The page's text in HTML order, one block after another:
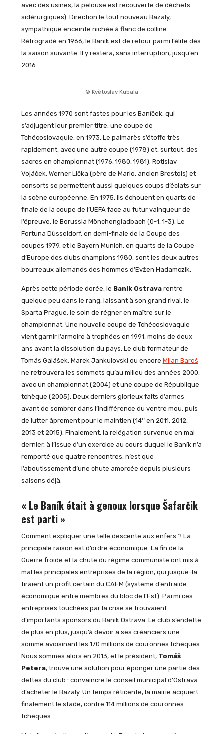
avec des usines, la pelouse est recouverte de déchets
sidérurgiques). Direction le tout nouveau Bazaly,
sympathique enceinte nichée à flanc de colline.
Rétrogradé en 1966, le Baník est de retour parmi l’élite dès
la saison suivante. Il y restera, sans interruption, jusqu’en
2016.
© Květoslav Kubala
Les années 1970 sont fastes pour les Baníček, qui
s’adjugent leur premier titre, une coupe de
Tchécoslovaquie, en 1973. Le palmarès s’étoffe très
rapidement, avec une autre coupe (1978) et, surtout, des
sacres en championnat (1976, 1980, 1981). Rotislav
Vojáček, Werner Lička (père de Mario, ancien Brestois) et
consorts se permettent aussi quelques coups d’éclats sur
la scène européenne. En 1975, ils échouent en quarts de
finale de la coupe de l’UEFA face au futur vainqueur de
l’épreuve, le Borussia Mönchengladbach (0-1, 1-3). Le
Fortuna Düsseldorf, en demi-finale de la Coupe des
coupes 1979, et le Bayern Munich, en quarts de la Coupe
d’Europe des clubs champions 1980, sont les deux autres
bourreaux allemands des hommes d’Evžen Hadamczik.
Après cette période dorée, le Baník Ostravarentre
quelque peu dans le rang, laissant à son grand rival, le
Sparta Prague, le soin de régner en maître sur le
championnat. Une nouvelle coupe de Tchécoslovaquie
vient garnir l’armoire à trophées en 1991, moins de deux
ans avant la dissolution du pays. Le club formateur de
Tomás Galášek, Marek Jankulovski ou encore Milan Baroš
ne retrouvera les sommets qu’au milieu des années 2000,
avec un championnat (2004) et une coupe de République
tchèque (2005). Deux derniers glorieux faits d’armes
avant de sombrer dans l’indifférence du ventre mou, puis
de lutter âprement pour le maintien (14een 2011, 2012,
2013 et 2015). Finalement, la relégation survenue en mai
dernier, à l’issue d’un exercice au cours duquel le Baník n’a
remporté que quatre rencontres, n’est que
l’aboutissement d’une chute amorcée depuis plusieurs
saisons déjà.
« Le Baník était à genoux lorsque Šafarčik
est parti »
Comment expliquer une telle descente aux enfers ? La
principale raison est d’ordre économique. La fin de la
Guerre froide et la chute du régime communiste ont mis à
mal les principales entreprises de la région, qui jusque-là
tiraient un profit certain du CAEM (système d’entraide
économique entre membres du bloc de l’Est). Parmi ces
entreprises touchées par la crise se trouvaient
d’importants sponsors du Baník Ostrava. Le club s’endette
de plus en plus, jusqu’à devoir à ses créanciers une
somme avoisinant les 170 millions de couronnes tchèques.
Nous sommes alors en 2013, et le président, Tomáš
Petera, trouve une solution pour éponger une partie des
dettes du club : convaincre le conseil municipal d’Ostrava
d’acheter le Bazaly. Un temps réticente, la mairie acquiert
finalement le stade, contre 114 millions de couronnes
tchèques.